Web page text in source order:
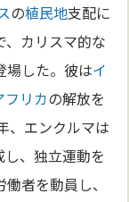
の植民地支配に
、カリスマ的な
場した。彼はイ
フリカの解放を
、エンクルマは
、独立運動を
者を動員し、